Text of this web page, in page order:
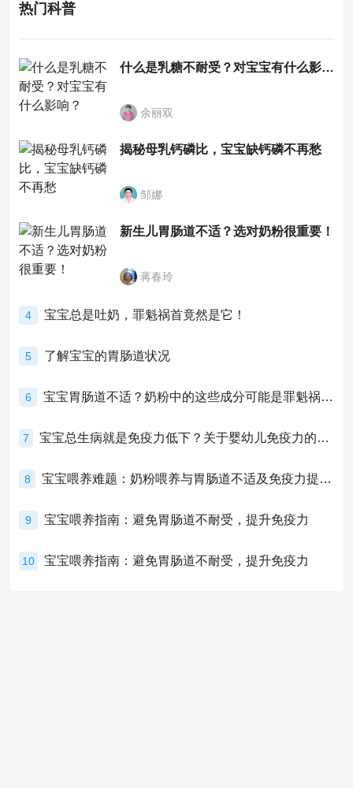
热门科普
什么是乳糖不耐受？对宝宝有什么影响？
余丽双
揭秘母乳钙磷比，宝宝缺钙磷不再愁
邹娜
新生儿胃肠道不适？选对奶粉很重要！
蒋春玲
4 宝宝总是吐奶，罪魁祸首竟然是它！
5 了解宝宝的胃肠道状况
6 宝宝胃肠道不适？奶粉中的这些成分可能是罪魁祸首！
7 宝宝总生病就是免疫力低下？关于婴幼儿免疫力的真相，家长必须了解！
8 宝宝喂养难题：奶粉喂养与胃肠道不适及免疫力提升的奥秘
9 宝宝喂养指南：避免胃肠道不耐受，提升免疫力
10 宝宝喂养指南：避免胃肠道不耐受，提升免疫力